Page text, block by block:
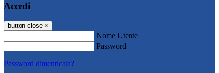
Accedi
button close ×
Nome Utente
Password
Password dimenticata?